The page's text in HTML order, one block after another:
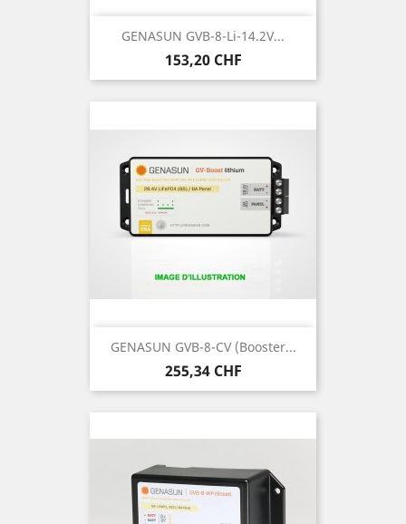
GENASUN GVB-8-Li-14.2V...
Prix
153,20 CHF
GENASUN GVB-8-CV (Booster...
Prix
255,34 CHF